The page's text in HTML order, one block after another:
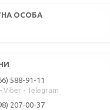
588-91-11
Viber - Telegram
207-00-37